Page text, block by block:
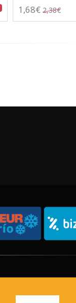
1,68€ 2,38€